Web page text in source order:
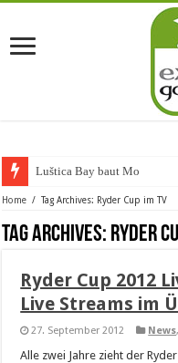
Luštica Bay baut Monten
Home / Tag Archives: Ryder Cup im TV
Tag Archives: Ryder
Ryder Cup 2012
Live Streams im
27. September 2012 News,
Alle zwei Jahre zieht der